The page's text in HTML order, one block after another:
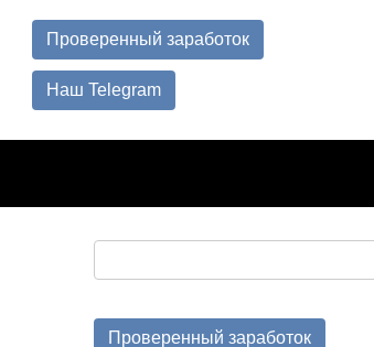
Проверенный заработок
Наш Telegram
Проверенный заработок